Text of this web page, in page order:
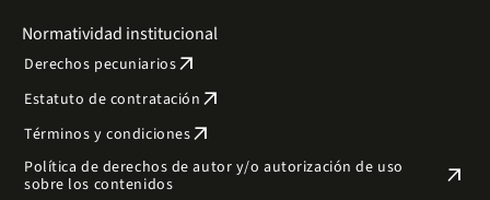
Normatividad institucional
Derechos pecuniariosarrow_outward
Estatuto de contratación arrow_outward
Términos y condicionesarrow_outward
Política de derechos de autor y/o autorización de uso
sobre los contenidos
arrow_outward